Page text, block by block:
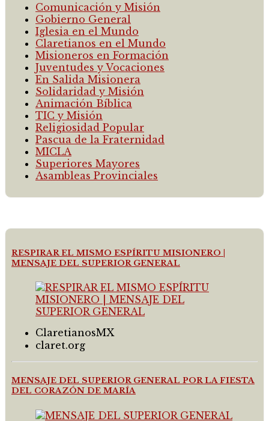
Comunicación y Misión
Gobierno General
Iglesia en el Mundo
Claretianos en el Mundo
Misioneros en Formación
Juventudes y Vocaciones
En Salida Misionera
Solidaridad y Misión
Animación Bíblica
TIC y Misión
Religiosidad Popular
Pascua de la Fraternidad
MICLA
Superiores Mayores
Asambleas Provinciales
RESPIRAR EL MISMO ESPÍRITU MISIONERO |
MENSAJE DEL SUPERIOR GENERAL
ClaretianosMX
claret.org
MENSAJE DEL SUPERIOR GENERAL POR LA FIESTA
DEL CORAZÓN DE MARÍA